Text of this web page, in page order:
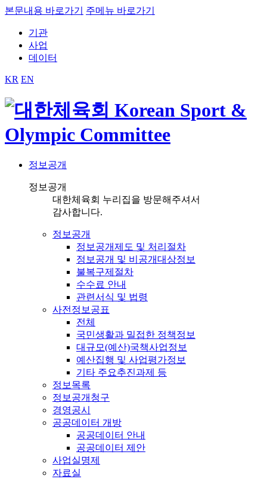
본문내용 바로가기 주메뉴 바로가기
기관
사업
데이터
KR EN
정보공개
정보공개
대한체육회 누리집을 방문해주셔서
감사합니다.
정보공개
정보공개제도 및 처리절차
정보공개 및 비공개대상정보
불복구제절차
수수료 안내
관련서식 및 법령
사전정보공표
전체
국민생활과 밀접한 정책정보
대규모(예산)국책사업정보
예산집행 및 사업평가정보
기타 주요추진과제 등
정보목록
정보공개청구
경영공시
공공데이터 개방
공공데이터 안내
공공데이터 제안
사업실명제
자료실